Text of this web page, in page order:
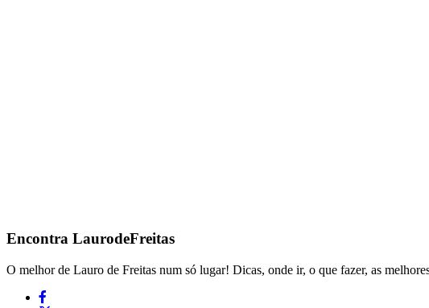
Encontra LaurodeFreitas
O melhor de Lauro de Freitas num só lugar! Dicas, onde ir, o que fazer, as